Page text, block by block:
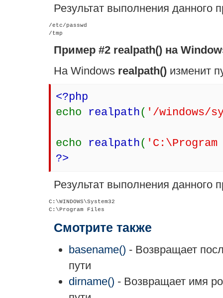
Результат выполнения данного
/etc/passwd
Пример #2 realpath() на
На Windows realpath() изменит
<?php
echo realpath( '/windows/
echo realpath(
?>
Результат выполнения данного
C:\WINDOWS\System32
Смотрите также
basename() - Возвращает
пути
dirname() - Возвращает имя